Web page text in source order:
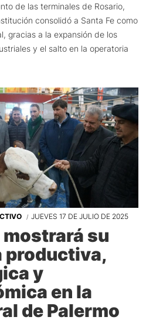
de las terminales de Rosario,
consolidó a Santa Fe como
gracias a la expansión de los
y el salto en la operatoria
JUEVES 17 DE JULIO DE 2025
mostrará su
productiva,
y
en la
de Palermo